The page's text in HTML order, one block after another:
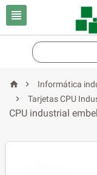

  Informática

Tarjetas CPU
CPU industrial